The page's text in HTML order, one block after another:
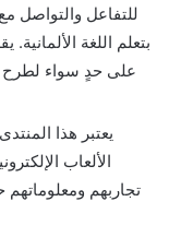
للتفاعل والتواصل
بتعلم اللغة
على حدٍ سواء لطرح
الألعاب
تجاربهم ومعلوماتهم